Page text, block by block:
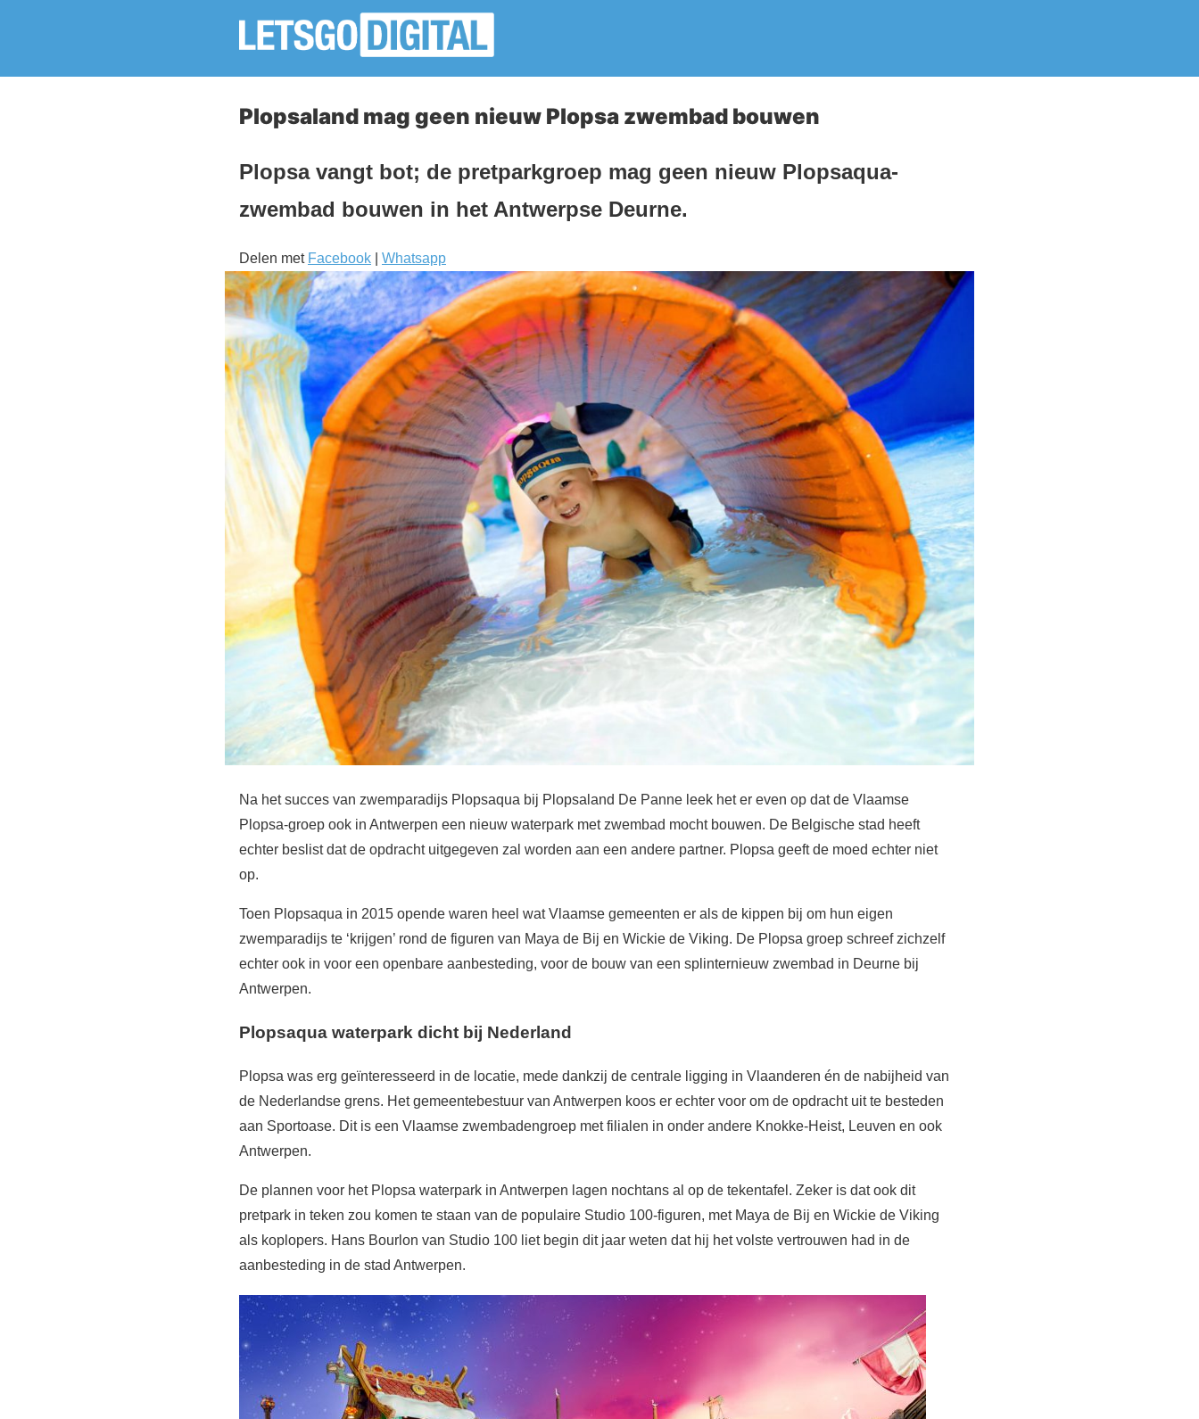
Plopsaland mag geen nieuw Plopsa zwembad bouwen
Plopsa vangt bot; de pretparkgroep mag geen nieuw Plopsaqua-
zwembad bouwen in het Antwerpse Deurne.
Delen met Facebook Whatsapp
Na het succes van zwemparadijs Plopsaqua bij Plopsaland De Panne leek het er even op dat de Vlaamse
Plopsa-groep ook in Antwerpen een nieuw waterpark met zwembad mocht bouwen. De Belgische stad heeft
echter beslist dat de opdracht uitgegeven zal worden aan een andere partner. Plopsa geeft de moed echter niet
op.
Toen Plopsaqua in 2015 opende waren heel wat Vlaamse gemeenten er als de kippen bij om hun eigen
zwemparadijs te ‘krijgen’ rond de figuren van Maya de Bij en Wickie de Viking. De Plopsa groep schreef zichzelf
echter ook in voor een openbare aanbesteding, voor de bouw van een splinternieuw zwembad in Deurne bij
Antwerpen.
Plopsaqua waterpark dicht bij Nederland
Plopsa was erg geïnteresseerd in de locatie, mede dankzij de centrale ligging in Vlaanderen én de nabijheid van
de Nederlandse grens. Het gemeentebestuur van Antwerpen koos er echter voor om de opdracht uit te besteden
aan Sportoase. Dit is een Vlaamse zwembadengroep met filialen in onder andere Knokke-Heist, Leuven en ook
Antwerpen.
De plannen voor het Plopsa waterpark in Antwerpen lagen nochtans al op de tekentafel. Zeker is dat ook dit
pretpark in teken zou komen te staan van de populaire Studio 100-figuren, met Maya de Bij en Wickie de Viking
als koplopers. Hans Bourlon van Studio 100 liet begin dit jaar weten dat hij het volste vertrouwen had in de
aanbesteding in de stad Antwerpen.